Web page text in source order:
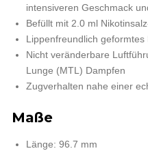
intensiveren Geschmack
Befüllt mit 2.0 ml
Lippenfreundlich
Nicht veränderbare
Lunge (MTL) Dampfen
Zugverhalten nahe einer
Maße
Länge: 96.7 mm